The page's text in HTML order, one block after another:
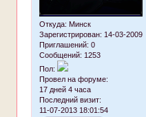
Откуда: Минск
Зарегистрирован: 14-03-2009
Приглашений: 0
Сообщений: 1253
Пол:
Провел на форуме:
17 дней 4 часа
Последний визит:
11-07-2013 18:01:54